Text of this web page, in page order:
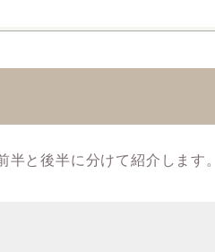
と後半に分けて紹介します。